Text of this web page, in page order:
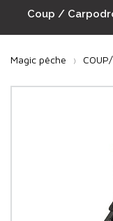
Coup /
Magic pêche